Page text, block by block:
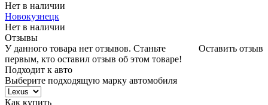
Нет в наличии
Новокузнецк
Нет в наличии
Отзывы
Оставить отзыв
У данного товара нет отзывов. Станьте
первым, кто оставил отзыв об этом товаре!
Подходит к авто
Выберите подходящую марку автомобиля
Как купить